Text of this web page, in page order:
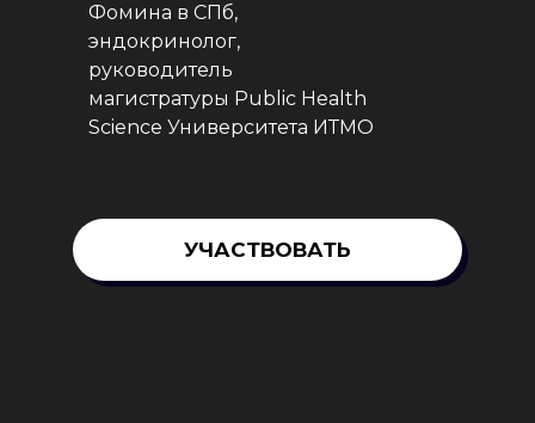
УЧАСТВОВАТЬ
Фомина в СПб,
эндокринолог,
руководитель
магистратуры Public Health
Science Университета ИТМО